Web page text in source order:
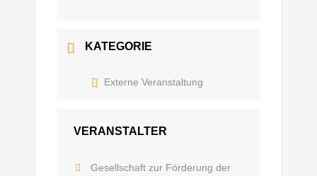
KATEGORIE
Externe Veranstaltung
VERANSTALTER
Gesellschaft zur Förderung der